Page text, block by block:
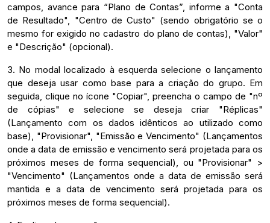
campos, avance para “Plano de Contas”, informe a "Conta
de Resultado", "Centro de Custo" (sendo obrigatório se o
mesmo for exigido no cadastro do plano de contas), "Valor"
e "Descrição" (opcional).
3. No modal localizado à esquerda selecione o lançamento
que deseja usar como base para a criação do grupo. Em
seguida, clique no ícone "Copiar", preencha o campo de "nº
de cópias" e selecione se deseja criar "Réplicas"
(Lançamento com os dados idênticos ao utilizado como
base), "Provisionar", "Emissão e Vencimento" (Lançamentos
onde a data de emissão e vencimento será projetada para os
próximos meses de forma sequencial), ou "Provisionar" >
"Vencimento" (Lançamentos onde a data de emissão será
mantida e a data de vencimento será projetada para os
próximos meses de forma sequencial).